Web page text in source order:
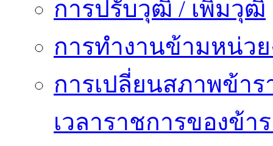
การปรับวุฒิ / เพิ่มวุฒิ
การทำงานข้ามหน่ว
การเปลี่ยนสภาพข้า
เวลาราชการของข้า